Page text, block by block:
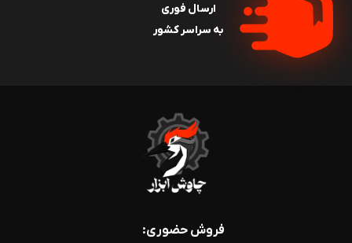
ارسال فوری
به سراسر کشور
فروش حضوری: